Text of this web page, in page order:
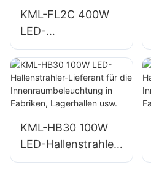
KML-FL2C 400W
LED-
Flutlichtlieferant für
Außenfassaden
und
Baustellenbeleucht
KML-HB30 100W
LED-Hallenstrahler-
Lieferant für die